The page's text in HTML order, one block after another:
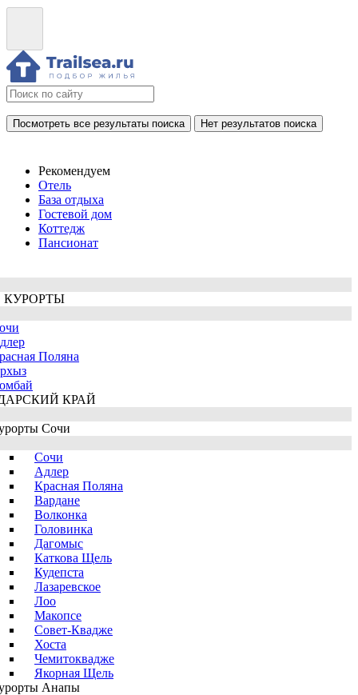
Посмотреть все результаты поиска Нет результатов поиска
Рекомендуем
Отель
База отдыха
Гостевой дом
Коттедж
Пансионат
КУРОРТЫ
Поляна
КРАЙ
Сочи
Сочи
Адлер
Красная Поляна
Вардане
Волконка
Головинка
Дагомыс
Каткова Щель
Кудепста
Лазаревское
Лоо
Макопсе
Совет-Квадже
Хоста
Чемитоквадже
Якорная Щель
Анапы